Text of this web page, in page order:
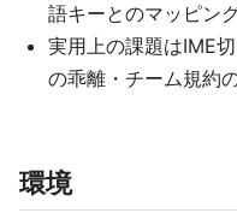
語キーとのマッピン
実用上の課題はIME
の乖離・チーム規約
環境